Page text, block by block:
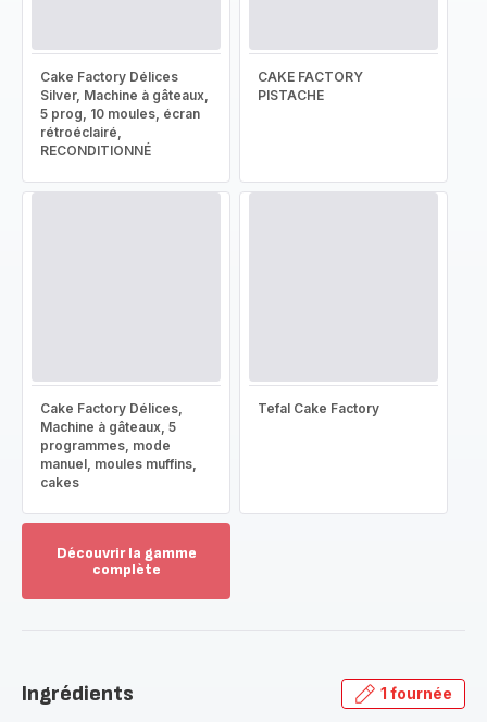
Cake Factory Délices
Silver, Machine à gâteaux,
5 prog, 10 moules, écran
rétroéclairé,
RECONDITIONNÉ
CAKE FACTORY
PISTACHE
Cake Factory Délices,
Machine à gâteaux, 5
programmes, mode
manuel, moules muffins,
cakes
Tefal Cake Factory
Découvrir la gamme
complète
gamme
Ingrédients 1 fournée